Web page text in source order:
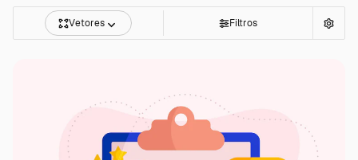
Vetores Filtros